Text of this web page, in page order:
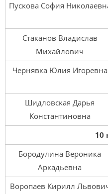
Пускова София
Стаканов Владислав
Михайлович
Чернявка Юлия Игоревна
Шидловская Дарья
Константиновна
10
Бородулина Вероника
Аркадьевна
Воропаев Кирилл